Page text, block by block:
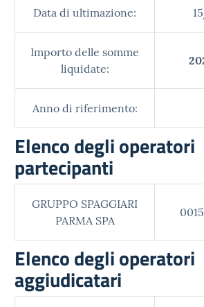
Data di ultimazione:
Importo delle somme
liquidate:
Anno di riferimento:
Elenco degli operatori
partecipanti
GRUPPO SPAGGIARI
PARMA SPA
Elenco degli operatori
aggiudicatari